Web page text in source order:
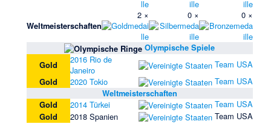
Weltmeisterschaften
2 × 0 × 0 ×
Olympische Spiele
Gold
2016 Rio de
Janeiro
Team USA
Gold
2020 Tokio
Team USA
Weltmeisterschaften
Gold
2014 Türkei
Team USA
Gold
2018 Spanien Team USA